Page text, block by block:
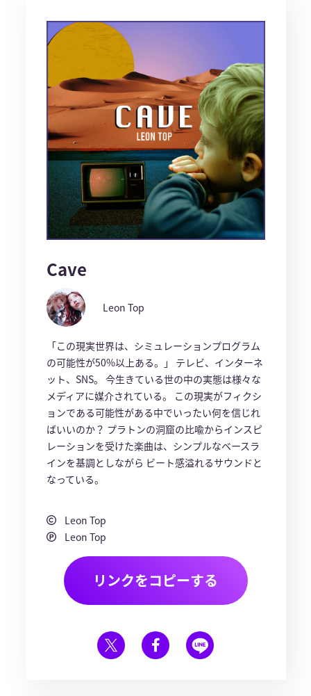
Cave
Leon Top
「この現実世界は、シミュレーションプログラム
の可能性が50%以上ある。」 テレビ、インターネ
ット、SNS。 今生きている世の中の実態は様々な
メディアに媒介されている。 この現実がフィクシ
ョンである可能性がある中でいったい何を信じれ
ばいいのか？ プラトンの洞窟の比喩からインスピ
レーションを受けた楽曲は、シンプルなベースラ
インを基調としながら ビート感溢れるサウンドと
なっている。
Leon Top
Leon Top
リンクをコピーする